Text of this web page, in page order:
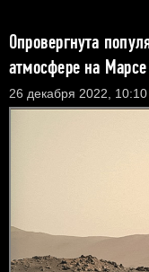
Опровергнута
атмосфере на Марсе
26 декабря 2022,